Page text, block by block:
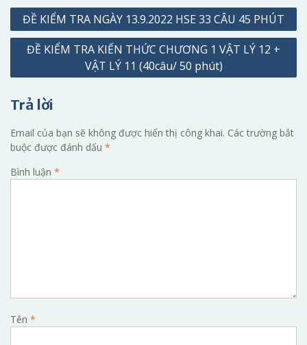
Điều
hướng
bài
ĐỀ KIỂM TRA NGÀY 13.9.2022 HSE 33 CÂU 45 PHÚT
ĐỀ KIỂM TRA KIẾN THỨC CHƯƠNG 1 VẬT LÝ 12 +
VẬT LÝ 11 (40câu/ 50 phút)
Trả lời
Email của bạn sẽ không được hiển thị công khai. Các trường bắt
buộc được đánh dấu *
Bình luận *
Tên *